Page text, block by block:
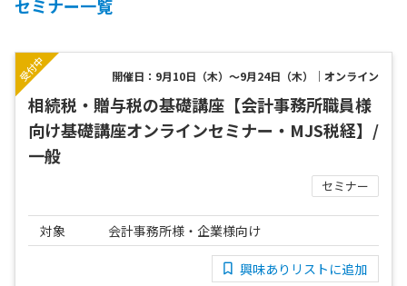
セミナー一覧
開催日：9月10日（木）～9月24日（木）｜オンライン
相続税・贈与税の基礎講座【会計事務所職員様
向け基礎講座オンラインセミナー・MJS税経】/
一般
セミナー
対象 会計事務所様・企業様向け
興味ありリストに追加